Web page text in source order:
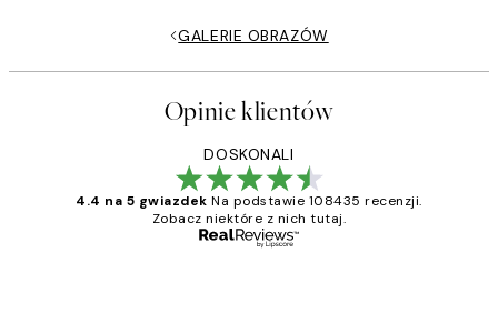
GALERIE OBRAZÓW
Opinie klientów
DOSKONALI
4.4 na 5 gwiazdek Na podstawie 108435 recenzji.
Zobacz niektóre z nich tutaj.